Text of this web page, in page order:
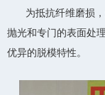
为抵抗纤维磨损
抛光和专门的表面处
优异的脱模特性。